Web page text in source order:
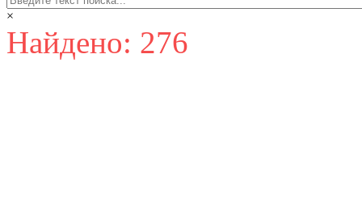
×
Найдено: 276